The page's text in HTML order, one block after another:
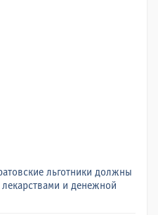
льготники должны
и денежной